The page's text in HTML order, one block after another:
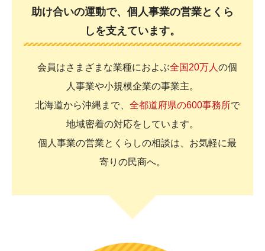
助け合いの運動で、個人事業の営業とくら
しを支えています。
会員はさまざまな業種におよぶ全国20万人 の個
人事業や小規模企業の事業主。
北海道から沖縄まで、 全都道府県の600事務所で
地域密着の対応をしています。
個人事業の営業とくらしの相談は、お気軽に最
寄りの民商へ。